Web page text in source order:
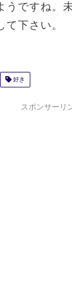
うですね。
て下さい。
好き
スポンサーリ